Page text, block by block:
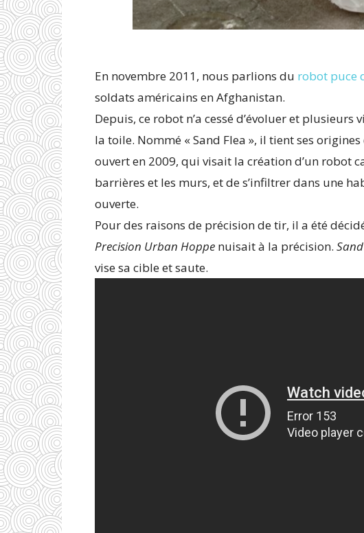
En novembre 2011, nous parlions du robot puce
soldats américains en Afghanistan.
Depuis, ce robot n’a cessé d’évoluer et
la toile. Nommé « Sand Flea », il tient ses
ouvert en 2009, qui visait la création d’un robot
barrières et les murs, et de s’infiltrer dans une
ouverte.
Pour des raisons de précision de tir, il a été
Precision Urban Hoppe nuisait à la précision.
vise sa cible et saute.